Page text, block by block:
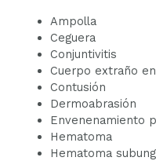
Ampolla
Ceguera
Conjuntivitis
Cuerpo extraño
Contusión
Dermoabrasión
Envenenamiento
Hematoma
Hematoma